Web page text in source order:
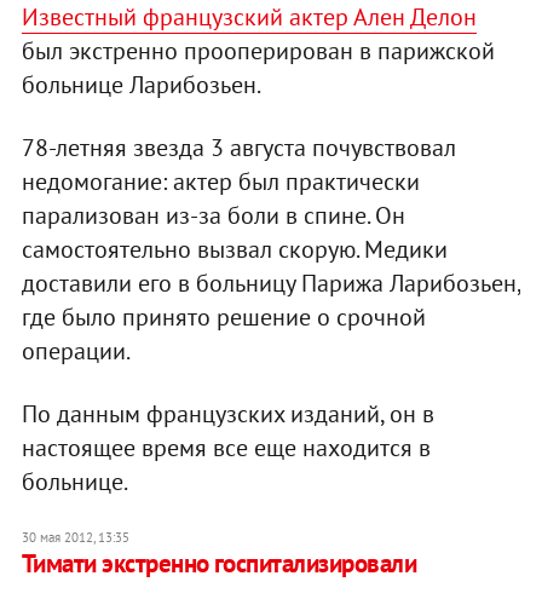
Известный французский актер Ален Делон
был экстренно прооперирован в парижской
больнице Ларибозьен.
78-летняя звезда 3 августа почувствовал
недомогание: актер был практически
парализован из-за боли в спине. Он
самостоятельно вызвал скорую. Медики
доставили его в больницу Парижа Ларибозьен,
где было принято решение о срочной
операции.
По данным французских изданий, он в
настоящее время все еще находится в
больнице.
30 мая 2012, 13:35
Тимати экстренно госпитализировали